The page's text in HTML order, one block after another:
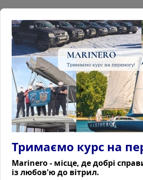
ЗАБРОНЮВАТИ
Тримаємо курс на
Marinero - місце, де добрі
із любов'ю до вітрил.